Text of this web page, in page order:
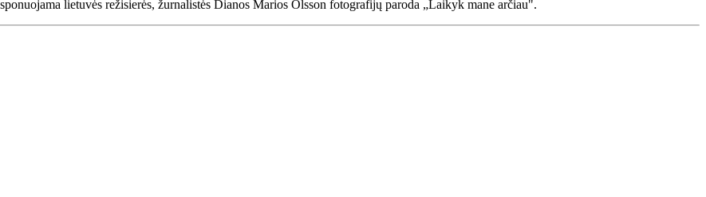
lietuvės režisierės, žurnalistės Dianos Marios Olsson fotografijų paroda „Laikyk mane arčiau".